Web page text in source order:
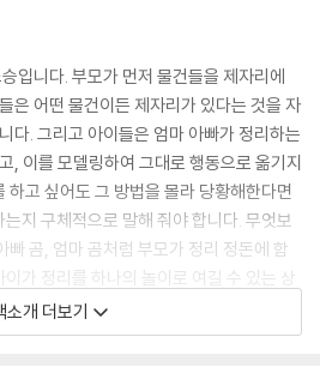
입니다. 부모가 먼저 물건들을 제자리에
은 어떤 물건이든 제자리가 있다는 것을 자
다. 그리고 아이들은 엄마 아빠가 정리하는
, 이를 모델링하여 그대로 행동으로 옮기지
하고 싶어도 그 방법을 몰라 당황해한다면
지 구체적으로 말해 줘야 합니다. 무엇보
빠 곰, 엄마 곰처럼 부모가 정리 정돈에 함
가 정리를 하나의 놀이로 여길 수 있는 상
있습니다. “엄마는 블록을 정리하는 동안
빨리 정리하는지 대결해 보자.”와 같은
소개 더보기